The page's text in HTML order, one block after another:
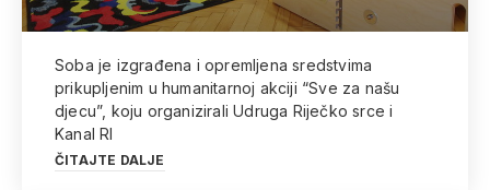
Soba je izgrađena i opremljena sredstvima
prikupljenim u humanitarnoj akciji “Sve za našu
djecu”, koju organizirali Udruga Riječko srce i
Kanal RI
ČITAJTE DALJE